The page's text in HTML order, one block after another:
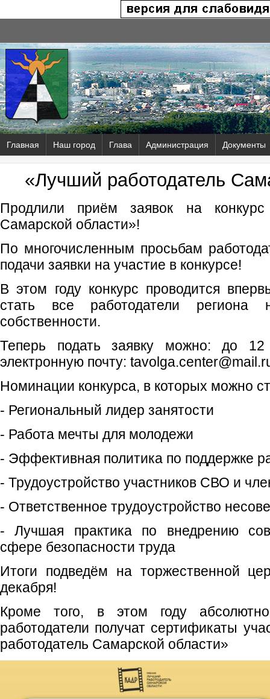
Главная Наш город Глава Администрация Документы
«Лучший работодатель
Продлили приём заявок на конкурс
Самарской области»!
По многочисленным просьбам
подачи заявки на участие в конкурсе!
В этом году конкурс проводится
стать все работодатели
собственности.
Теперь подать заявку можно: до
электронную почту:
Номинации конкурса, в которых можно
- Региональный лидер занятости
- Работа мечты для молодежи
- Эффективная политика по поддержке
- Трудоустройство участников СВО и
- Ответственное трудоустройство
- Лучшая практика по внедрению
сфере безопасности труда
Итоги подведём на торжественной
декабря!
Кроме того, в этом году
работодатели получат сертификаты
работодатель Самарской области»